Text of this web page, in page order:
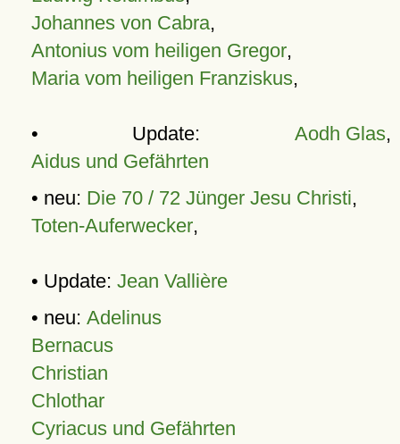
Johannes von Cabra,
Antonius vom heiligen Gregor,
Maria vom heiligen Franziskus,
• Update: Aodh Glas,
Aidus und Gefährten
• neu: Die 70 / 72 Jünger Jesu Christi,
Toten-Auferwecker,
• Update: Jean Vallière
• neu: Adelinus
Bernacus
Christian
Chlothar
Cyriacus und Gefährten